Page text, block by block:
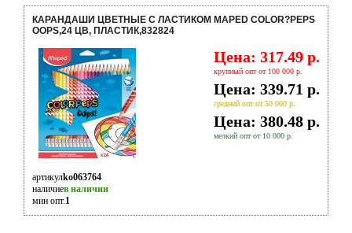
КАРАНДАШИ ЦВЕТНЫЕ C ЛАСТИКОМ MAPED COLOR?PEPS
OOPS,24 ЦВ, ПЛАСТИК,832824
Цена: 317.49 р.
крупный опт от 100 000 р.
Цена: 339.71 р.
средний опт от 50 000 р.
Цена: 380.48 р.
мелкий опт от 10 000 р.
артикулko063764
наличиев наличии
мин опт.1